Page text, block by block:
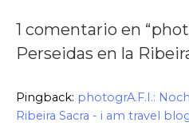
1 comentario en
Perseidas en la
Pingback: photogrA.F.I.:
Ribeira Sacra - i am travel